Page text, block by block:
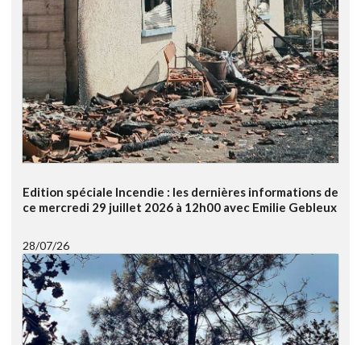
Edition spéciale Incendie : les dernières informations de
ce mercredi 29 juillet 2026 à 12h00 avec Emilie Gebleux
28/07/26